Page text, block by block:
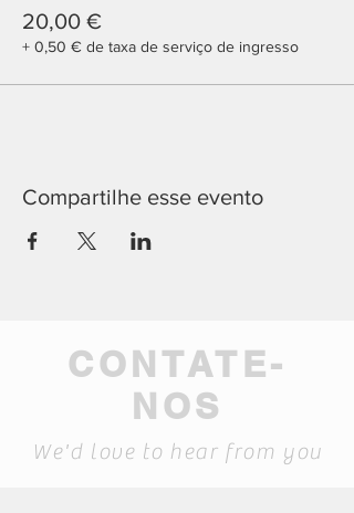
20,00 €
+ 0,50 € de taxa de serviço de ingresso
Compartilhe esse evento
CONTATE-
NOS
We'd love to hear from you